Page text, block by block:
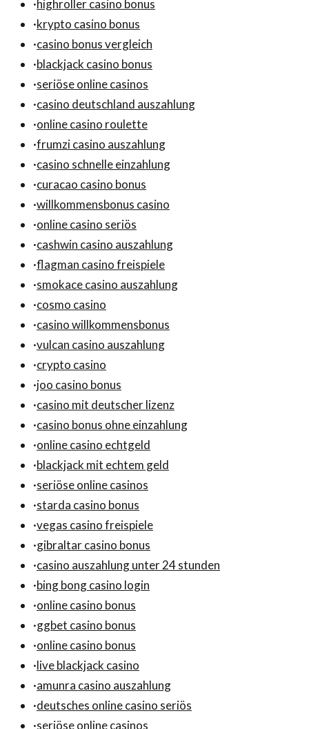
·highroller casino bonus
·krypto casino bonus
·casino bonus vergleich
·blackjack casino bonus
·seriöse online casinos
·casino deutschland auszahlung
·online casino roulette
·frumzi casino auszahlung
·casino schnelle einzahlung
·curacao casino bonus
·willkommensbonus casino
·online casino seriös
·cashwin casino auszahlung
·flagman casino freispiele
·smokace casino auszahlung
·cosmo casino
·casino willkommensbonus
·vulcan casino auszahlung
·crypto casino
·joo casino bonus
·casino mit deutscher lizenz
·casino bonus ohne einzahlung
·online casino echtgeld
·blackjack mit echtem geld
·seriöse online casinos
·starda casino bonus
·vegas casino freispiele
·gibraltar casino bonus
·casino auszahlung unter 24 stunden
·bing bong casino login
·online casino bonus
·ggbet casino bonus
·online casino bonus
·live blackjack casino
·amunra casino auszahlung
·deutsches online casino seriös
·seriöse online casinos